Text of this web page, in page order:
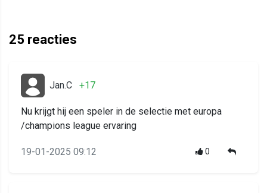
25 reacties
Jan.C +17
Nu krijgt hij een speler in de selectie met europa
/champions league ervaring
19-01-2025 09:12 0